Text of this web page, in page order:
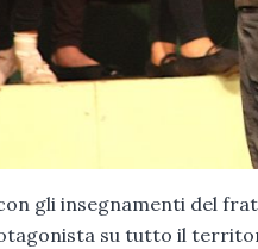
gli insegnamenti del
su tutto il